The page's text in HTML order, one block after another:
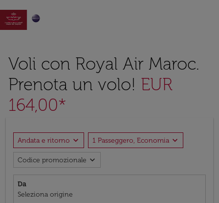

Voli con Royal Air Maroc.
Prenota un volo! EUR
164,00*
Andata e ritorno expand_more 1 Passeggero, Economia expand_more
Codice promozionale expand_more
Da
Seleziona origine